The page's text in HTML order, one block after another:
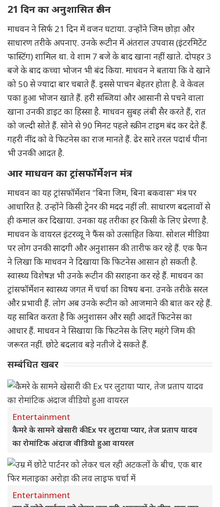
21 दिन का अनुशासित रूटीन
माधवन ने सिर्फ 21 दिन में वजन घटाया. उन्होंने जिम छोड़ा और
साधारण तरीके अपनाए. उनके रूटीन में अंतराल उपवास (इंटरमिटेंट
फास्टिंग) शामिल था. वे शाम 7 बजे के बाद खाना नहीं खाते. दोपहर 3
बजे के बाद कच्चा भोजन भी बंद किया. माधवन ने बताया कि वे खाने
को 50 से ज्यादा बार चबाते हैं. इससे पाचन बेहतर होता है. वे केवल
पका हुआ भोजन खाते हैं. हरी सब्जियां और आसानी से पचने वाला
खाना उनकी डाइट का हिस्सा है. माधवन सुबह लंबी सैर करते हैं, रात
को जल्दी सोते हैं. सोने से 90 मिनट पहले स्क्रीन टाइम बंद कर देते हैं.
गहरी नींद को वे फिटनेस का राज मानते हैं. ढेर सारे तरल पदार्थ पीना
भी उनकी आदत है.
आर माधवन का ट्रांसफॉर्मेशन मंत्र
माधवन का यह ट्रांसफॉर्मेशन "बिना जिम, बिना बकवास" मंत्र पर
आधारित है. उन्होंने किसी ट्रेनर की मदद नहीं ली. साधारण बदलावों से
ही कमाल कर दिखाया. उनका यह तरीका हर किसी के लिए प्रेरणा है.
माधवन के वायरल इंटरव्यू ने फैंस को उत्साहित किया. सोशल मीडिया
पर लोग उनकी सादगी और अनुशासन की तारीफ कर रहे हैं. एक फैन
ने लिखा कि माधवन ने दिखाया कि फिटनेस आसान हो सकती है.
स्वास्थ्य विशेषज्ञ भी उनके रूटीन की सराहना कर रहे हैं. माधवन का
ट्रांसफॉर्मेशन स्वास्थ्य जगत में चर्चा का विषय बना. उनके तरीके सरल
और प्रभावी हैं. लोग अब उनके रूटीन को आजमाने की बात कर रहे हैं.
यह साबित करता है कि अनुशासन और सही आदतें फिटनेस का
आधार हैं. माधवन ने सिखाया कि फिटनेस के लिए महंगे जिम की
जरूरत नहीं. छोटे बदलाव बड़े नतीजे दे सकते हैं.
सम्बंधित खबर
Entertainment
कैमरे के सामने खेसारी की Ex पर लुटाया प्यार, तेज प्रताप यादव
का रोमांटिक अंदाज वीडियो हुआ वायरल
Entertainment